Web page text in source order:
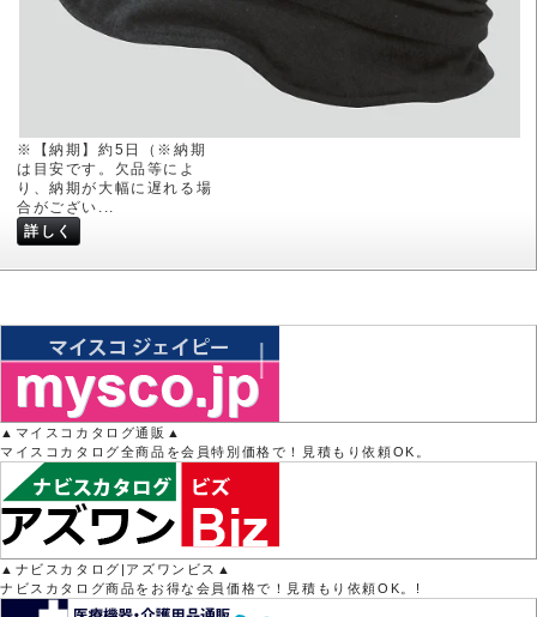
※【納期】約5日（※納期
は目安です。欠品等によ
り、納期が大幅に遅れる場
合がござい...
詳しく
▲マイスコカタログ通販▲
マイスコカタログ全商品を会員特別価格で！見積もり依頼OK。
▲ナビスカタログ|アズワンビス▲
ナビスカタログ商品をお得な会員価格で！見積もり依頼OK。!